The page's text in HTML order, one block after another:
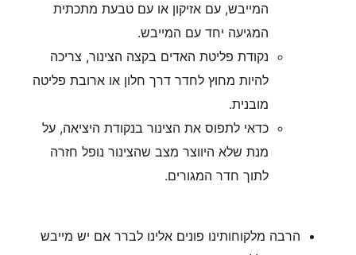
המייבש, עם אזיקון או עם טבעת מתכתית
המגיעה יחד עם המייבש.
נקודת פליטת האדים בקצה הצינור, צריכה
להיות מחוץ לחדר דרך חלון או ארובת פליטה
מובנית.
כדאי לתפוס את הצינור בנקודת היציאה, על
מנת שלא היווצר מצב שהצינור נופל חזרה
לתוך חדר המגורים.
הרבה מלקוחותינו פונים אלינו לברר אם יש מייבש